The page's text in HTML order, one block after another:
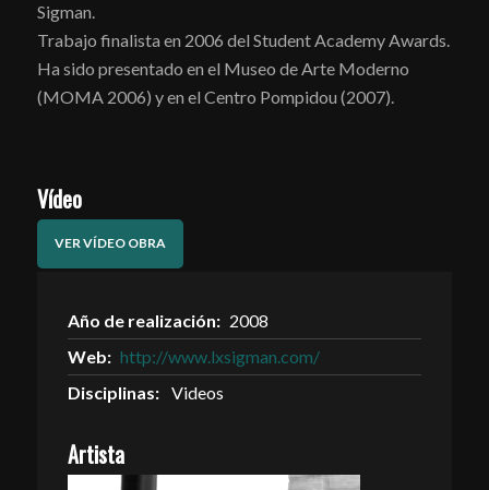
Sigman.
Trabajo finalista en 2006 del Student Academy Awards.
Ha sido presentado en el Museo de Arte Moderno
(MOMA 2006) y en el Centro Pompidou (2007).
Vídeo
VER VÍDEO OBRA
Año de realización: 2008
Web: http://www.lxsigman.com/
Disciplinas: Videos
Artista